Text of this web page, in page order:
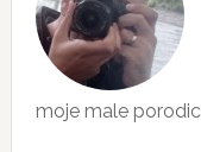
moje male